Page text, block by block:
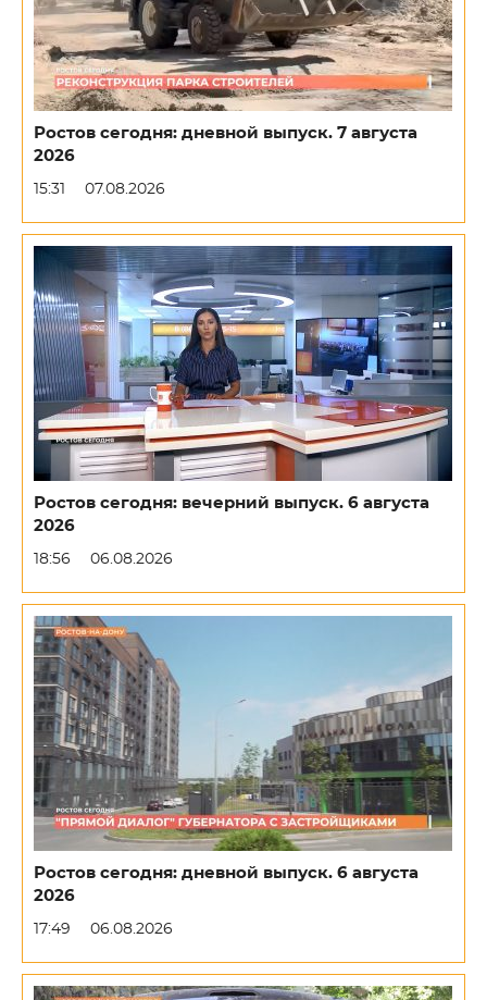
Ростов сегодня: дневной выпуск. 7 августа
2026
15:31 07.08.2026
Ростов сегодня: вечерний выпуск. 6 августа
2026
18:56 06.08.2026
Ростов сегодня: дневной выпуск. 6 августа
2026
17:49 06.08.2026